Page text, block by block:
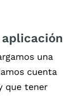
una
cuenta
que tener